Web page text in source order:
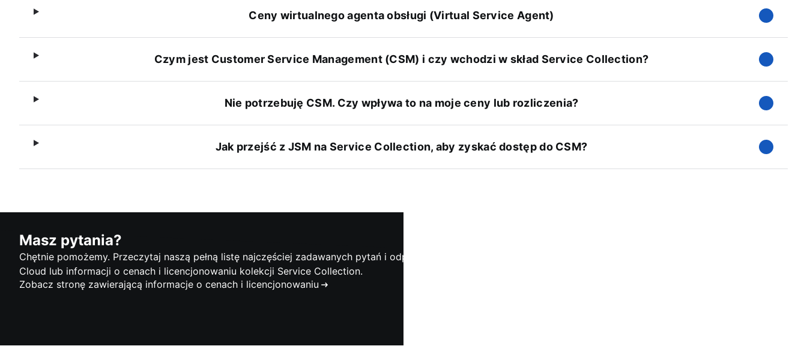
Ceny wirtualnego agenta obsługi (Virtual Service Agent)
Czym jest Customer Service Management (CSM) i czy wchodzi w skład Service Collection?
Nie potrzebuję CSM. Czy wpływa to na moje ceny lub rozliczenia?
Jak przejść z JSM na Service Collection, aby zyskać dostęp do CSM?
Masz pytania?
Chętnie pomożemy. Przeczytaj naszą pełną listę najczęściej zadawanych pytań i odpowiedzi dotyczących ogólnych informacji o cenach i licencjonowaniu produktów
Cloud lub informacji o cenach i licencjonowaniu kolekcji Service Collection.
Zobacz stronę zawierającą informacje o cenach i licencjonowaniu